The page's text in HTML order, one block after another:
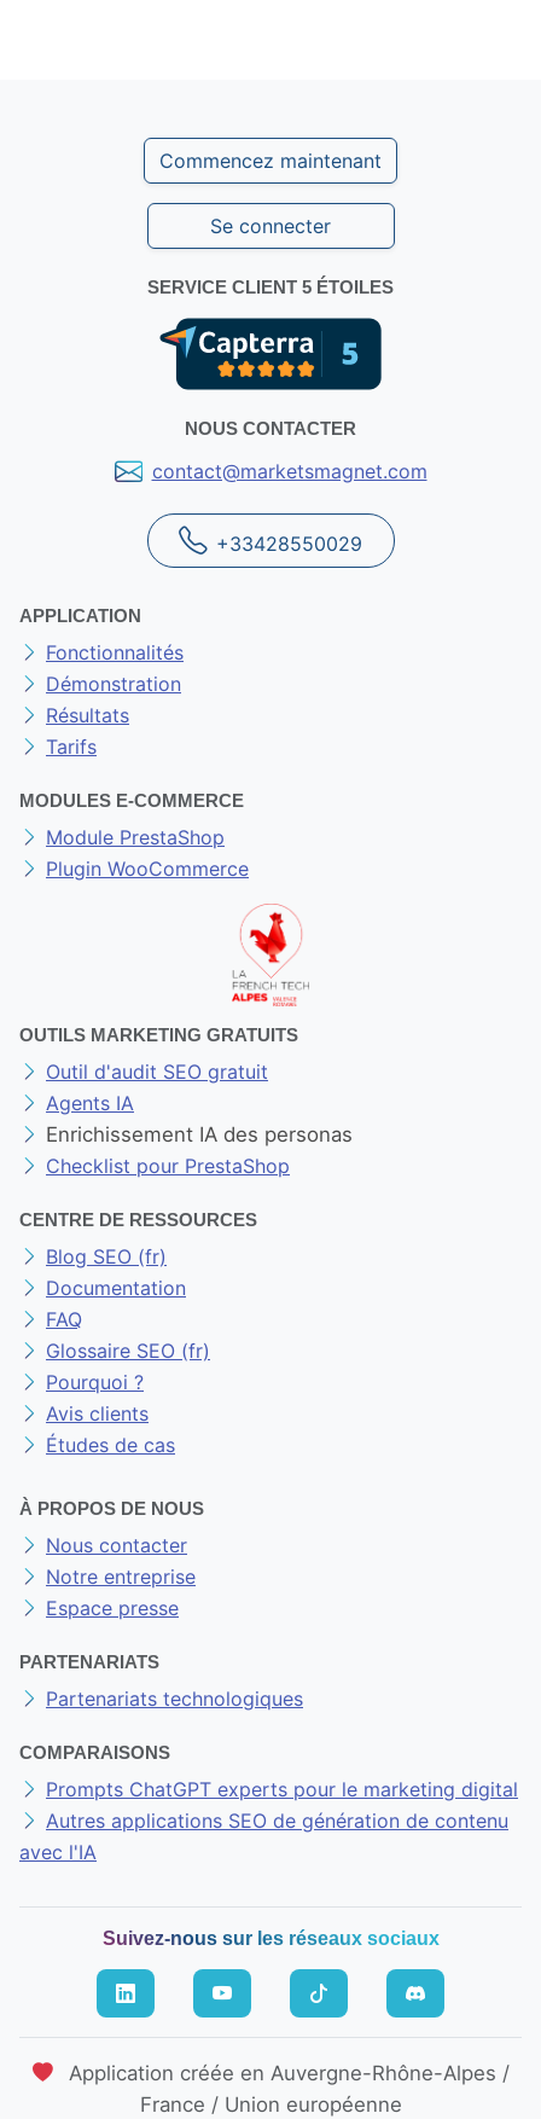
Commencez maintenant
Se connecter
SERVICE CLIENT 5 ÉTOILES
NOUS CONTACTER
contact@marketsmagnet.com
+33428550029
APPLICATION
Fonctionnalités
Démonstration
Résultats
Tarifs
MODULES E-COMMERCE
Module PrestaShop
Plugin WooCommerce
OUTILS MARKETING GRATUITS
Outil d'audit SEO gratuit
Agents IA
Enrichissement IA des personas
Checklist pour PrestaShop
CENTRE DE RESSOURCES
Blog SEO (fr)
Documentation
FAQ
Glossaire SEO (fr)
Pourquoi ?
Avis clients
Études de cas
À PROPOS DE NOUS
Nous contacter
Notre entreprise
Espace presse
PARTENARIATS
Partenariats technologiques
COMPARAISONS
Prompts ChatGPT experts pour le marketing digital
Autres applications SEO de génération de contenu
avec l'IA
Suivez-nous sur les réseaux sociaux
Application créée en Auvergne-Rhône-Alpes /
France / Union européenne